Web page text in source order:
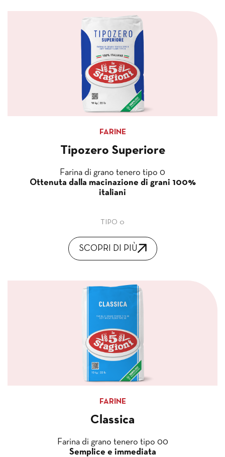
FARINE
Tipozero Superiore
Farina di grano tenero tipo 0
Ottenuta dalla macinazione di grani 100%
italiani
TIPO 0
SCOPRI DI PIÙ
FARINE
Classica
Farina di grano tenero tipo 00
Semplice e immediata